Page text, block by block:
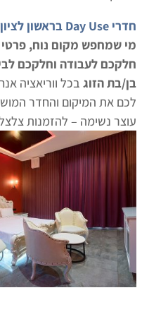
חדרי Day Use בראשון לציון
מי שמחפש מקום נוח, פרטי
חלקכם לעבודה וחלקכם
בן/בת הזוגבכל ווריאציה
לכם את המיקום והחדר
עוצר נשימה – להזמנות